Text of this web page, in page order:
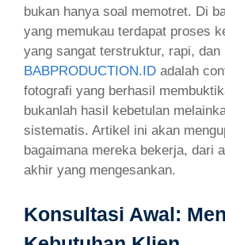
bukan hanya soal memotret. Di
yang memukau terdapat proses
yang sangat terstruktur, rapi, dan
BABPRODUCTION.ID adalah
fotografi yang berhasil
bukanlah hasil kebetulan
sistematis. Artikel ini akan
bagaimana mereka bekerja, dari
akhir yang mengesankan.
Konsultasi Awal: